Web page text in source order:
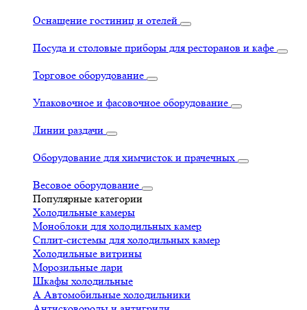
Оснащение гостиниц и отелей
Посуда и столовые приборы для ресторанов и кафе
Торговое оборудование
Упаковочное и фасовочное оборудование
Линии раздачи
Оборудование для химчисток и прачечных
Весовое оборудование
Популярные категории
Холодильные камеры
Моноблоки для холодильных камер
Сплит-системы для холодильных камер
Холодильные витрины
Морозильные лари
Шкафы холодильные
А Автомобильные холодильники